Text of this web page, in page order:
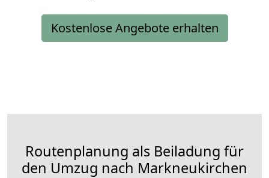
Kostenlose Angebote erhalten
Routenplanung als Beiladung für
den Umzug nach Markneukirchen